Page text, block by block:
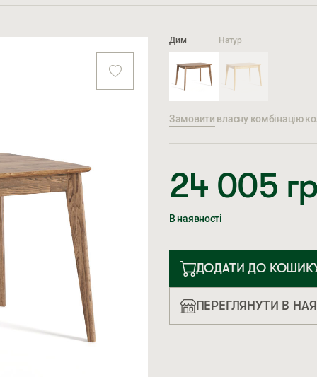
Дим Натур
Замовити власну комбінацію
24 005
В наявності
ДОДАТИ ДО
ПЕРЕГЛЯНУТИ В